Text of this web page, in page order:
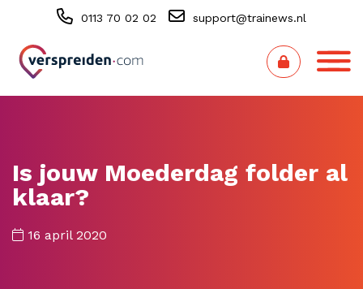
0113 70 02 02 support@trainews.nl
Is jouw Moederdag folder al
klaar?
16 april 2020